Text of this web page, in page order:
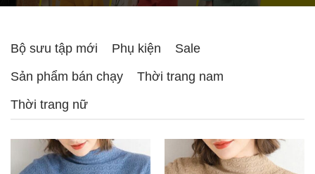
Bộ sưu tập mới Phụ kiện
Sale
Sản phẩm bán chạy
Thời trang nam
Thời trang nữ